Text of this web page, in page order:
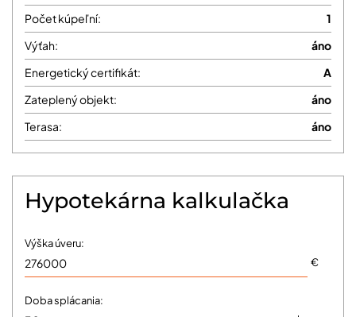
Počet kúpeľní:
1
Výťah:
áno
Energetický certifikát:
A
Zateplený objekt:
áno
Terasa:
áno
Hypotekárna kalkulačka
Výška úveru:
€
Doba splácania: